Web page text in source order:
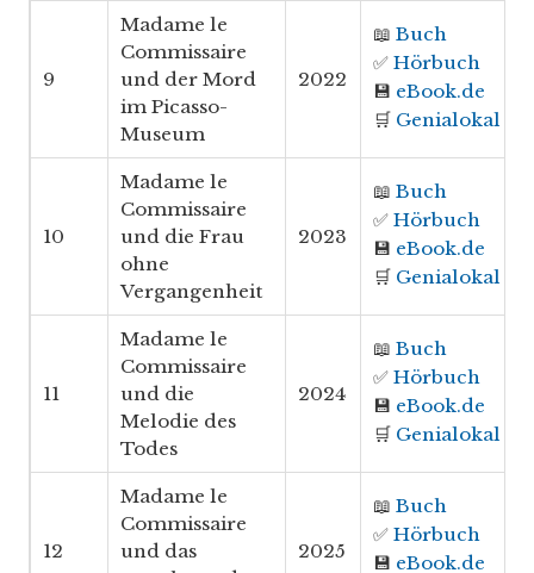
9
Madame le
Commissaire
und der Mord
im Picasso-
Museum
2022
📖 Buch
✅ Hörbuch
💾 eBook.de
🛒 Genialokal
10
Madame le
Commissaire
und die Frau
ohne
Vergangenheit
2023
📖 Buch
✅ Hörbuch
💾 eBook.de
🛒 Genialokal
11
Madame le
Commissaire
und die
Melodie des
Todes
2024
📖 Buch
✅ Hörbuch
💾 eBook.de
🛒 Genialokal
12
Madame le
Commissaire
und das
2025
📖 Buch
✅ Hörbuch
💾 eBook.de